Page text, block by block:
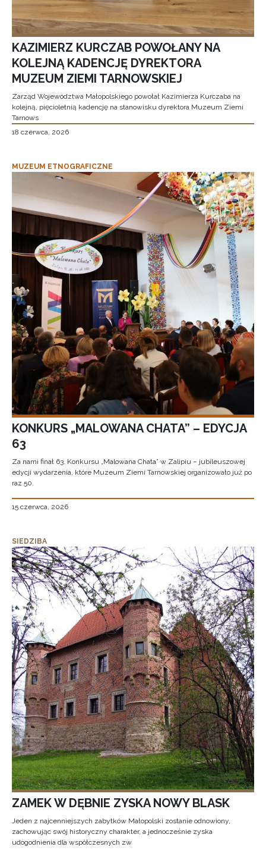
KAZIMIERZ KURCZAB POWOŁANY NA
KOLEJNĄ KADENCJĘ DYREKTORA
MUZEUM ZIEMI TARNOWSKIEJ
Zarząd Województwa Małopolskiego powołał Kazimierza Kurczaba na
kolejną, pięcioletnią kadencję na stanowisku dyrektora Muzeum Ziemi
Tarnows
18 czerwca, 2026
MUZEUM ETNOGRAFICZNE
KONKURS „MALOWANA CHATA” – EDYCJA
63
Za nami finał 63. Konkursu „Malowana Chata” w Zalipiu – jubileuszowej
edycji wydarzenia, które Muzeum Ziemi Tarnowskiej organizowało już po
raz 50.
15 czerwca, 2026
SIEDZIBA
ZAMEK W DĘBNIE ZYSKA NOWY BLASK
Jeden z najcenniejszych zabytków Małopolski zostanie odnowiony,
zachowując swój historyczny charakter, a jednocześnie zyska
udogodnienia dla współczesnych zw